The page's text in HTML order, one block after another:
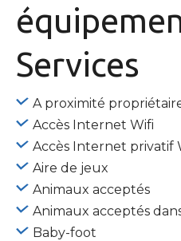
Services
A proximité
Accès Internet Wifi
Accès Internet privatif
Aire de jeux
Animaux acceptés
Animaux acceptés
Baby-foot